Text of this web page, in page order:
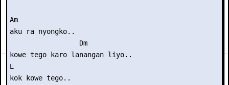
Am
aku ra nyongko..
                 Dm
kowe tego karo lanangan liyo..
E
kok kowe tego..